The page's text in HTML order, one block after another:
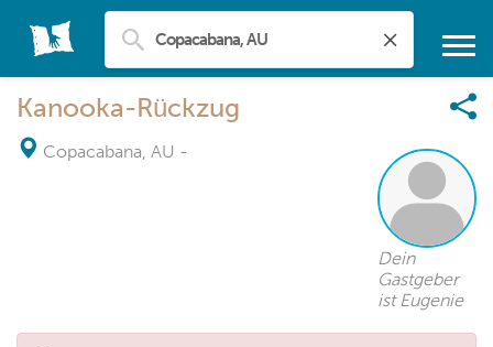
Kanooka-Rückzug
Copacabana, AU -
Dein
Gastgeber
ist Eugenie